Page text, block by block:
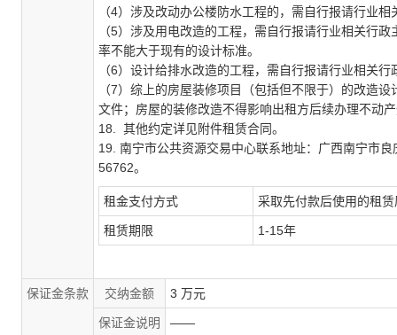
（4）涉及改动办公楼防水工程的，需自行报请行业
（5）涉及用电改造的工程，需自行报请行业相关行
率不能大于现有的设计标准。
（6）设计给排水改造的工程，需自行报请行业相关
（7）综上的房屋装修项目（包括但不限于）的改造
文件；房屋的装修改造不得影响出租方后续办理不动
18. 其他约定详见附件租赁合同。
19. 南宁市公共资源交易中心联系地址：广西南宁市良
56762。
租金支付方式 采取先付款后使用的租
租赁期限 1-15年
保证金条款 交纳金额 3 万元
保证金说明 ——